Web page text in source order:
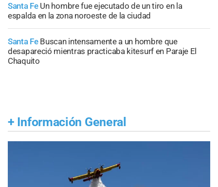
Santa Fe Un hombre fue ejecutado de un tiro en la
espalda en la zona noroeste de la ciudad
Santa Fe Buscan intensamente a un hombre que
desapareció mientras practicaba kitesurf en Paraje El
Chaquito
+ Información General